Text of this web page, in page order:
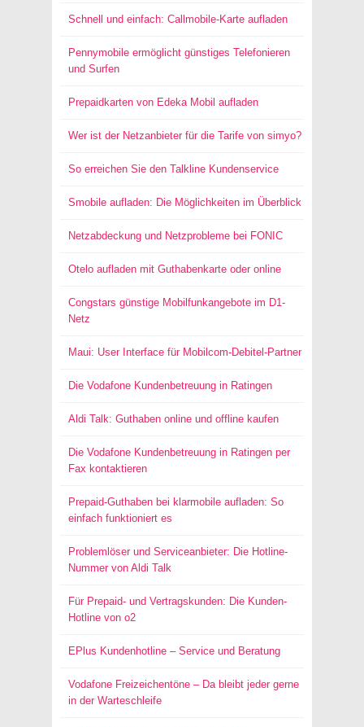
Schnell und einfach: Callmobile-Karte aufladen
Pennymobile ermöglicht günstiges Telefonieren
und Surfen
Prepaidkarten von Edeka Mobil aufladen
Wer ist der Netzanbieter für die Tarife von simyo?
So erreichen Sie den Talkline Kundenservice
Smobile aufladen: Die Möglichkeiten im Überblick
Netzabdeckung und Netzprobleme bei FONIC
Otelo aufladen mit Guthabenkarte oder online
Congstars günstige Mobilfunkangebote im D1-
Netz
Maui: User Interface für Mobilcom-Debitel-Partner
Die Vodafone Kundenbetreuung in Ratingen
Aldi Talk: Guthaben online und offline kaufen
Die Vodafone Kundenbetreuung in Ratingen per
Fax kontaktieren
Prepaid-Guthaben bei klarmobile aufladen: So
einfach funktioniert es
Problemlöser und Serviceanbieter: Die Hotline-
Nummer von Aldi Talk
Für Prepaid- und Vertragskunden: Die Kunden-
Hotline von o2
EPlus Kundenhotline – Service und Beratung
Vodafone Freizeichentöne – Da bleibt jeder gerne
in der Warteschleife